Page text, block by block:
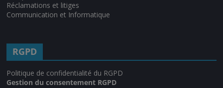
Réclamations et litiges
Communication et Informatique
RGPD
Politique de confidentialité du RGPD
Gestion du consentement RGPD